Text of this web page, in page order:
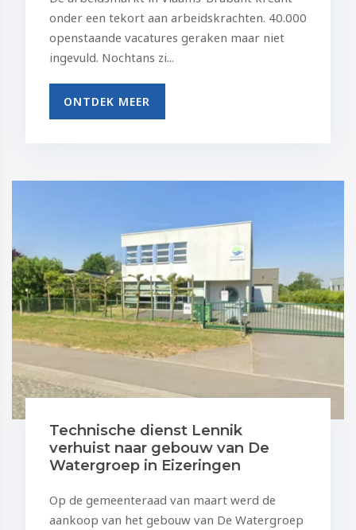
onder een tekort aan arbeidskrachten. 40.000
openstaande vacatures geraken maar niet
ingevuld. Nochtans zi...
ONTDEK MEER
Technische dienst Lennik
verhuist naar gebouw van De
Watergroep in Eizeringen
Op de gemeenteraad van maart werd de
aankoop van het gebouw van De Watergroep